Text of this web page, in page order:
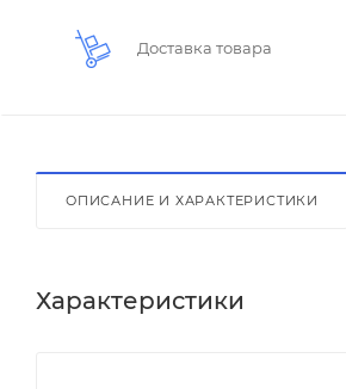
Доставка товара
ОПИСАНИЕ И ХАРАКТЕРИСТИКИ
Характеристики